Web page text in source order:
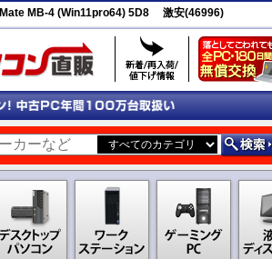
Mate MB-4 (Win11pro64) 5D8 激安(46996)